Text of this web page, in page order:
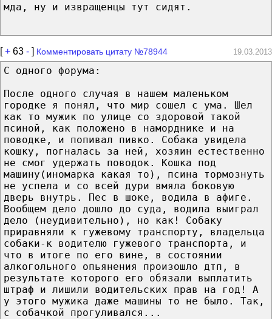
мда, ну и извращенцы тут сидят.
[+ 63 - ] Комментировать цитату №78944 19.03.2013
С одного форума:
После одного случая в нашем маленьком
городке я понял, что мир сошел с ума. Шел
как то мужик по улице со здоровой такой
псиной, как положено в наморднике и на
поводке, и попивал пивко. Собака увидела
кошку, погналась за ней, хозяин естественно
не смог удержать поводок. Кошка под
машину(иномарка какая то), псина тормознуть
не успела и со всей дури вмяла боковую
дверь внутрь. Пес в шоке, водила в афиге.
Вообщем дело дошло до суда, водила выиграл
дело (неудивительно), но как! Собаку
приравняли к гужевому транспорту, владельца
собаки-к водителю гужевого транспорта, и
что в итоге по его вине, в состоянии
алкогольного опьянения произошло дтп, в
результате которого его обязали выплатить
штраф и лишили водительских прав на год! А
у этого мужика даже машины то не было. Так,
с собачкой прогуливался...